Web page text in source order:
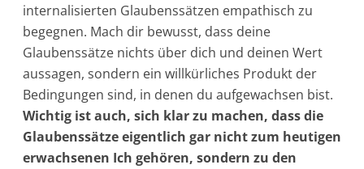
internalisierten Glaubenssätzen empathisch zu
begegnen. Mach dir bewusst, dass deine
Glaubenssätze nichts über dich und deinen Wert
aussagen, sondern ein willkürliches Produkt der
Bedingungen sind, in denen du aufgewachsen bist.
Wichtig ist auch, sich klar zu machen, dass die
Glaubenssätze eigentlich gar nicht zum heutigen
erwachsenen Ich gehören, sondern zu den